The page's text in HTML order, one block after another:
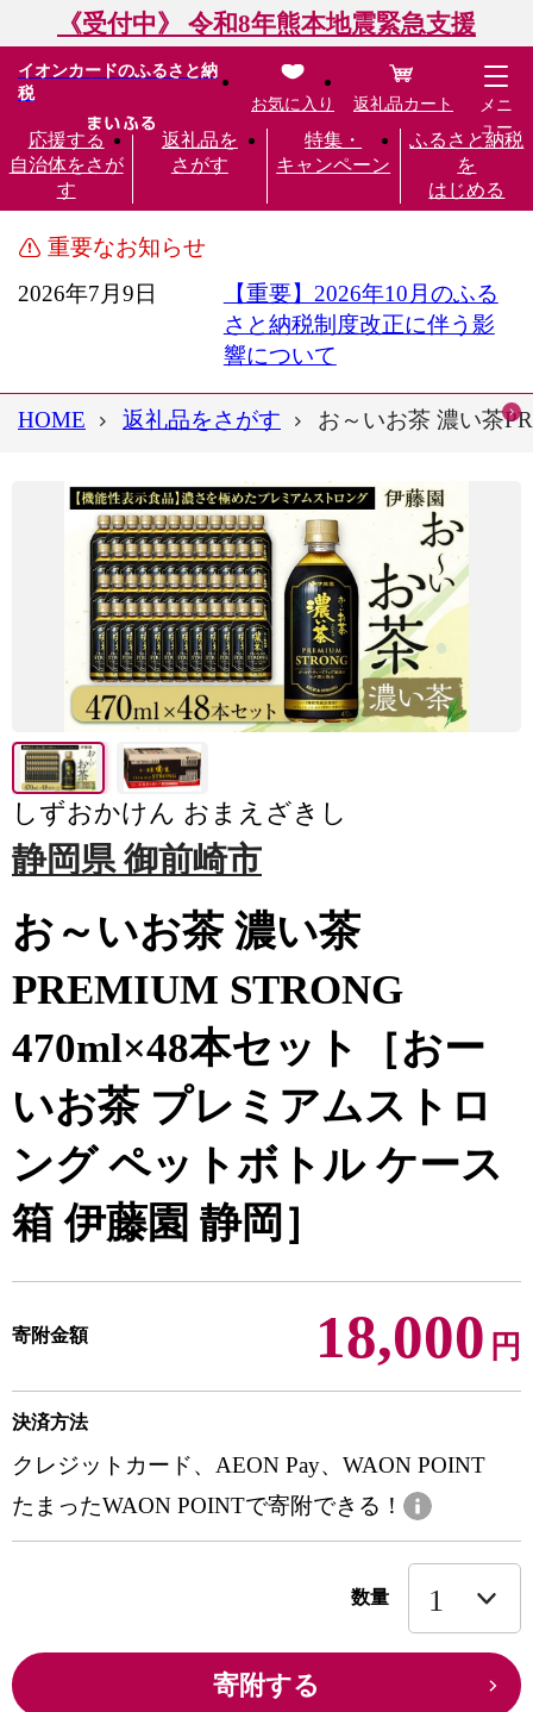
《受付中》 令和8年熊本地震緊急支援
イオンカードのふるさと納
税
応援する
自治体をさが
す
返礼品を
さがす
特集・
キャンペーン
ふるさと納税
を
はじめる
お気に入り 返礼品カート
メニ
ュー
重要なお知らせ
2026年7月9日
【重要】2026年10月のふる
さと納税制度改正に伴う影
響について
HOME 返礼品をさがす お～いお茶 濃い茶
しずおかけん おまえざきし
静岡県 御前崎市
お～いお茶 濃い茶
PREMIUM STRONG
470ml×48本セット［おー
いお茶 プレミアムストロ
ング ペットボトル ケース
箱 伊藤園 静岡］
寄附金額 18,000 円
決済方法
クレジットカード、AEON Pay、WAON POINT
たまったWAON POINTで寄附できる！
数量
寄附する